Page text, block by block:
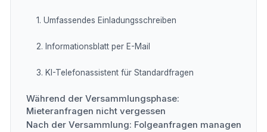
1. Umfassendes Einladungsschreiben
2. Informationsblatt per E-Mail
3. KI-Telefonassistent für Standardfragen
Während der Versammlungsphase:
Mieteranfragen nicht vergessen
Nach der Versammlung: Folgeanfragen managen